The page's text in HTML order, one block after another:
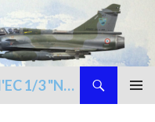
Association des équipage de l'EC 1/3 "NAVARRE"